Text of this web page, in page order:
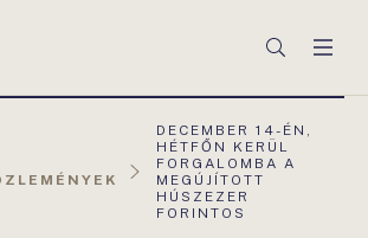
Keresés
AKTUÁLIS
OLDAL:
DECEMBER 14-ÉN,
HÉTFŐN KERÜL
FORGALOMBA A
MEGÚJÍTOTT
HÚSZEZER
FORINTOS